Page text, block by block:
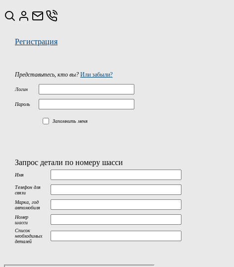
Регистрация
Представьтесь, кто вы? Или забыли?
Логин
Пароль
Запомнить меня
Запрос детали по номеру шасси
Имя
Телефон для
связи
Марка, год
автомобиля
Номер
шасси
Список
необходимых
деталей